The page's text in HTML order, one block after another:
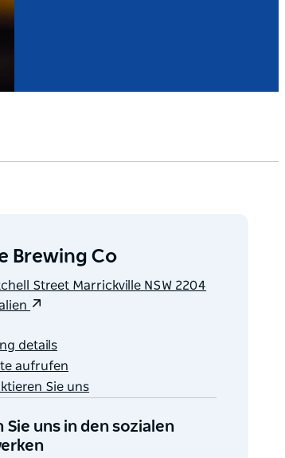
Brewing Co
Street Marrickville NSW 2204
details
aufrufen
Sie uns
Sie uns in den sozialen